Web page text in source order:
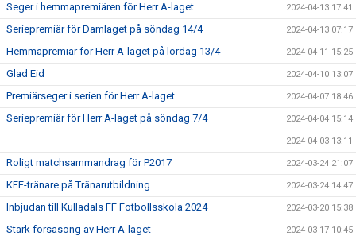
Seger i hemmapremiären för Herr A-laget 2024-04-13 17:41
Seriepremiär för Damlaget på söndag 14/4 2024-04-13 07:17
Hemmapremiär för Herr A-laget på lördag 13/4 2024-04-11 15:25
Glad Eid 2024-04-10 13:07
Premiärseger i serien för Herr A-laget 2024-04-07 18:46
Seriepremiär för Herr A-laget på söndag 7/4 2024-04-04 15:14
2024-04-03 13:11
Roligt matchsammandrag för P2017 2024-03-24 21:07
KFF-tränare på Tränarutbildning 2024-03-24 14:47
Inbjudan till Kulladals FF Fotbollsskola 2024 2024-03-20 15:38
Stark försäsong av Herr A-laget 2024-03-17 10:45